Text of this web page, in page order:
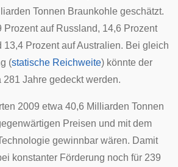
Tonnen Braunkohle geschätzt.
Prozent auf Russland, 14,6 Prozent
13,4 Prozent auf Australien. Bei gleich
(statische Reichweite) könnte der
281 Jahre gedeckt werden.
2009 etwa 40,6 Milliarden Tonnen
Preisen und mit dem
gewinnbar wären. Damit
konstanter Förderung noch für 239